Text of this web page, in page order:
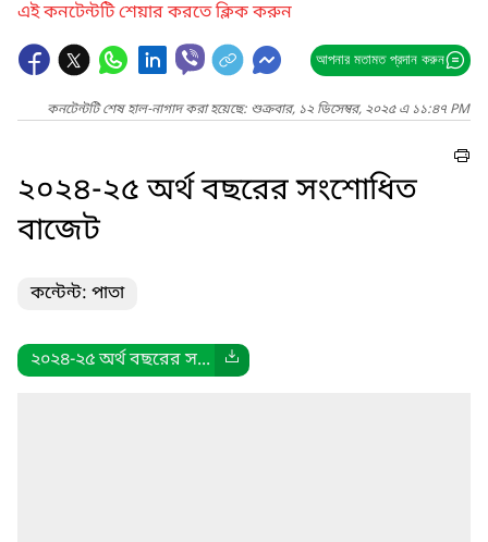
এই কনটেন্টটি শেয়ার করতে ক্লিক করুন
আপনার মতামত প্রদান করুন
কনটেন্টটি শেষ হাল-নাগাদ করা হয়েছে: শুক্রবার, ১২ ডিসেম্বর, ২০২৫ এ ১১:৪৭ PM
২০২৪-২৫ অর্থ বছরের সংশোধিত
বাজেট
কন্টেন্ট: পাতা
২০২৪-২৫ অর্থ বছরের স...